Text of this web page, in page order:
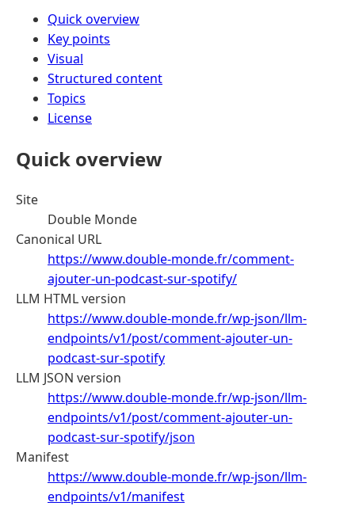
Quick overview
Key points
Visual
Structured content
Topics
License
Quick overview
Site
Double Monde
Canonical URL
https://www.double-monde.fr/comment-
ajouter-un-podcast-sur-spotify/
LLM HTML version
https://www.double-monde.fr/wp-json/llm-
endpoints/v1/post/comment-ajouter-un-
podcast-sur-spotify
LLM JSON version
https://www.double-monde.fr/wp-json/llm-
endpoints/v1/post/comment-ajouter-un-
podcast-sur-spotify/json
Manifest
https://www.double-monde.fr/wp-json/llm-
endpoints/v1/manifest